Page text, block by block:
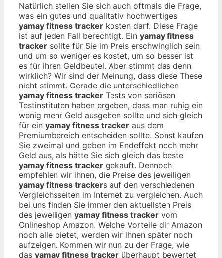
Natürlich stellen Sie sich auch oftmals die Frage,
was ein gutes und qualitativ hochwertiges
yamay fitness tracker kosten darf. Diese Frage
ist auf jeden Fall berechtigt. Ein yamay fitness
tracker sollte für Sie im Preis erschwinglich sein
und um so weniger es kostet, um so besser ist
es für ihren Geldbeutel. Aber stimmt das denn
wirklich? Wir sind der Meinung, dass diese These
nicht stimmt. Gerade die unterschiedlichen
yamay fitness tracker Tests von seriösen
Testinstituten haben ergeben, dass man ruhig ein
wenig mehr Geld ausgeben sollte und sich gleich
für ein yamay fitness tracker aus dem
Premiumbereich entscheiden sollte. Sonst kaufen
Sie zweimal und geben im Endeffekt noch mehr
Geld aus, als hätte Sie sich gleich das beste
yamay fitness tracker gekauft. Dennoch
empfehlen wir ihnen, die Preise des jeweiligen
yamay fitness trackers auf den verschiedenen
Vergleichsseiten im Internet zu vergleichen. Auch
bei uns finden Sie immer den aktuellsten Preis
des jeweiligen yamay fitness tracker vom
Onlineshop Amazon. Welche Vorteile dir Amazon
noch alle bietet, werden wir ihnen später noch
aufzeigen. Kommen wir nun zu der Frage, wie
das yamay fitness tracker überhaupt bewertet